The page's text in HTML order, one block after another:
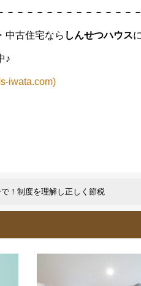
－－－－－－－－－－－－－
中古住宅なら しんせつハウス
♪
iwata.com)
！制度を理解し正しく節税